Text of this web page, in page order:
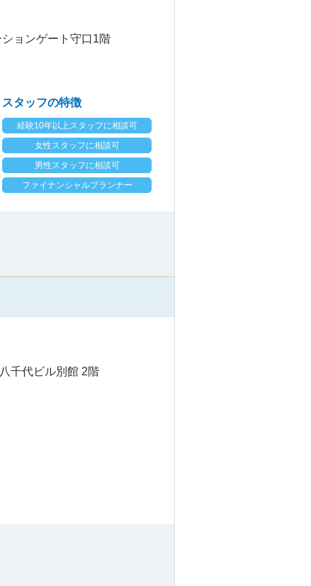
ョンゲート守口1階
スタッフの特徴
経験10年以上スタッフに相談可
女性スタッフに相談可
男性スタッフに相談可
ファイナンシャルプランナー
千代ビル別館 2階